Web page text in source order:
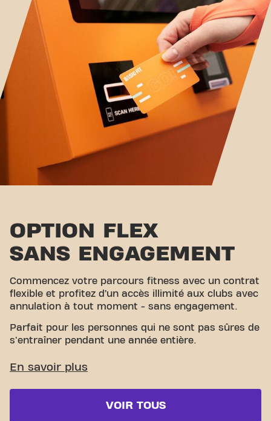
OPTION FLEX
SANS ENGAGEMENT
Commencez votre parcours fitness avec un contrat
flexible et profitez d’un accès illimité aux clubs avec
annulation à tout moment - sans engagement.
Parfait pour les personnes qui ne sont pas sûres de
s'entraîner pendant une année entière.
VOIR TOUS